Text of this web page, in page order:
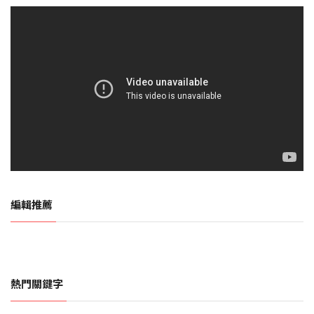
編輯推薦
熱門關鍵字